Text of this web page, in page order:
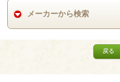
メーカーから検索
戻る